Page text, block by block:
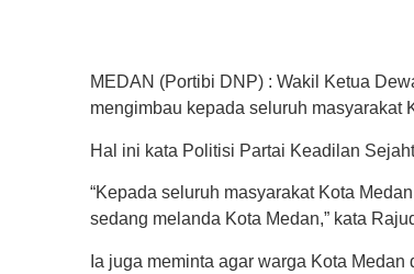
MEDAN (Portibi DNP) : Wakil Ketua
mengimbau kepada seluruh masyarakat
Hal ini kata Politisi Partai Keadilan
“Kepada seluruh masyarakat Kota
sedang melanda Kota Medan,” kata
Ia juga meminta agar warga Kota